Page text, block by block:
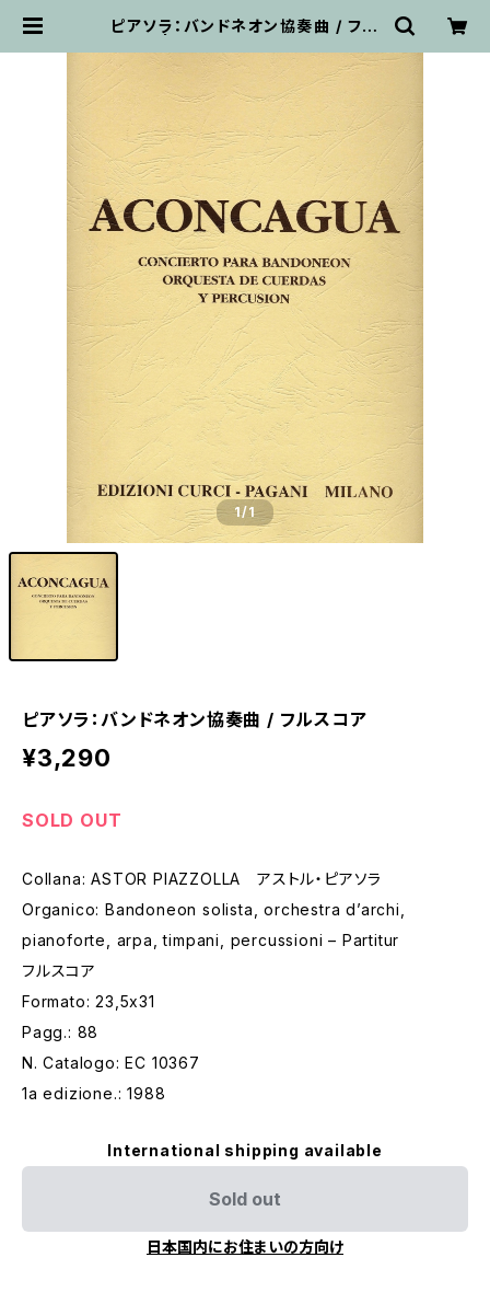
ピアソラ：バンドネオン協奏曲 / フル
デ・くっきぃず
1/1
ピアソラ：バンドネオン協奏曲 / フルスコア
¥3,290
SOLD OUT
Collana: ASTOR PIAZZOLLA アストル・ピアソラ
Organico: Bandoneon solista, orchestra d’archi,
pianoforte, arpa, timpani, percussioni – Partitur
フルスコア
Formato: 23,5x31
Pagg.: 88
N. Catalogo: EC 10367
1a edizione.: 1988
International shipping available
Sold out
日本国内にお住まいの方向け